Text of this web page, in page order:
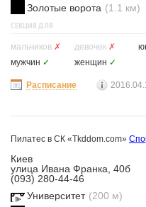
Золотые ворота (1.1 км)
СЕКЦИЯ ДЛЯ
мальчиков ✗ девочек ✗
мужчин ✓ женщин ✓
Расписание
Пилатес в СК «Tkddom.com»
Киев
улица Ивана Франка, 40б
(093) 280-44-46
Университет (200 м)